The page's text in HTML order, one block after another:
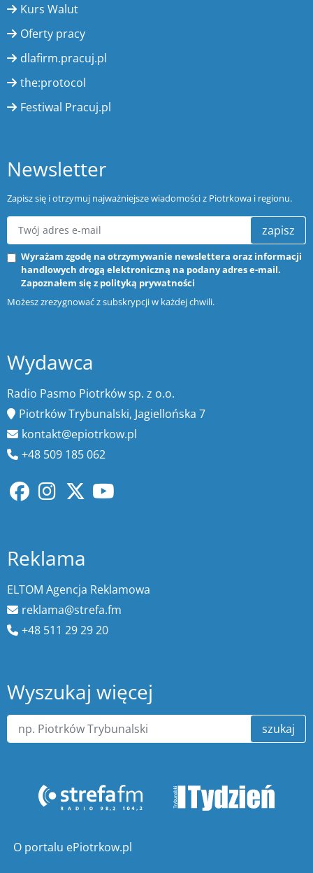
Kurs Walut
Oferty pracy
dlafirm.pracuj.pl
the:protocol
Festiwal Pracuj.pl
Newsletter
Zapisz się i otrzymuj najważniejsze wiadomości z Piotrkowa i regionu.
zapisz
Wyrażam zgodę na otrzymywanie newslettera oraz informacji
handlowych drogą elektroniczną na podany adres e-mail.
Zapoznałem się z polityką prywatności
Możesz zrezygnować z subskrypcji w każdej chwili.
Wydawca
Radio Pasmo Piotrków sp. z o.o.
Piotrków Trybunalski, Jagiellońska 7
kontakt@epiotrkow.pl
+48 509 185 062
Reklama
ELTOM Agencja Reklamowa
reklama@strefa.fm
+48 511 29 29 20
Wyszukaj więcej
szukaj
O portalu ePiotrkow.pl